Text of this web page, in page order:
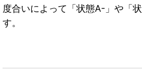
度合いによって「状態A-」や「
す。